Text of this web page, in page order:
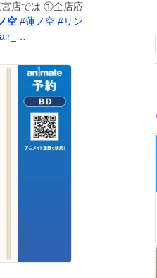
宮店では ①全店応
空 #蓮ノ空 #リン